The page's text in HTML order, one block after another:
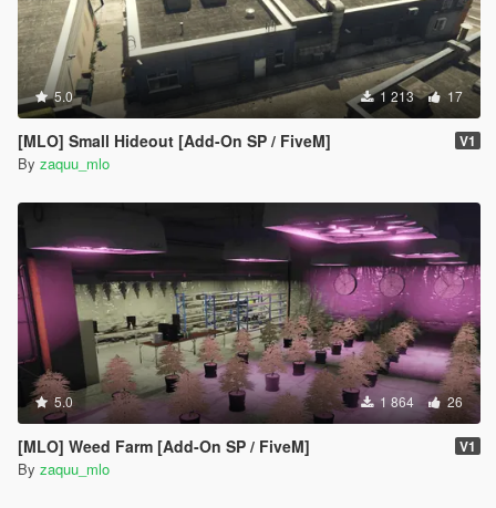
5.0 1 213 17
[MLO] Small Hideout [Add-On SP / FiveM] V1
By zaquu_mlo
5.0 1 864 26
[MLO] Weed Farm [Add-On SP / FiveM] V1
By zaquu_mlo